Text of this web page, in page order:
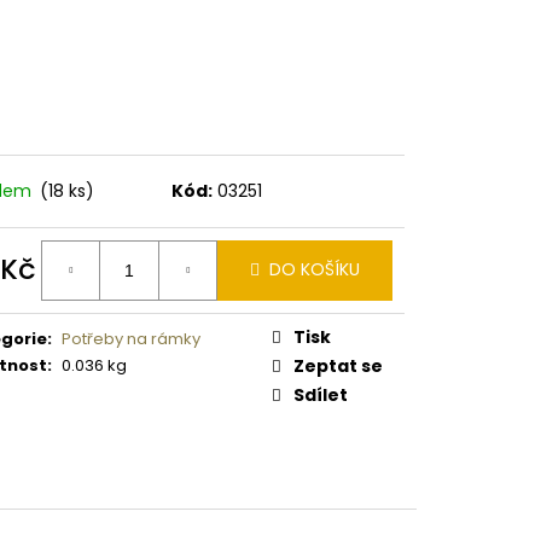
(18 ks) Kód: 03251
DO KOŠÍKU
: Potřeby na rámky
: 0.036 kg
Tisk
Zeptat se
Sdílet